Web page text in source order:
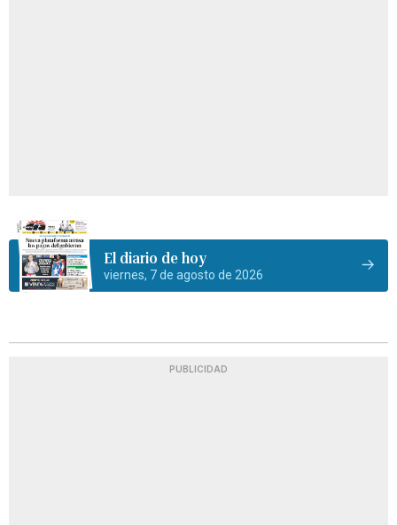
El diario de hoy
viernes, 7 de agosto de 2026
PUBLICIDAD